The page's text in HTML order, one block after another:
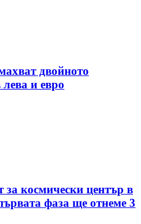
двойното
лева и евро
космически център в
фаза ще отнеме 3